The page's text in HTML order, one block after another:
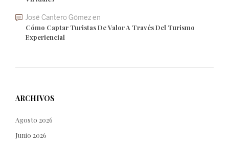
José Cantero Gómezen
Cómo Captar Turistas De Valor A Través Del Turismo
Experiencial
ARCHIVOS
Agosto 2026
Junio 2026